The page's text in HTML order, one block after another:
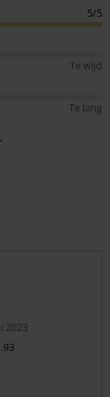
5/5
Te wijd
Te lang
2023